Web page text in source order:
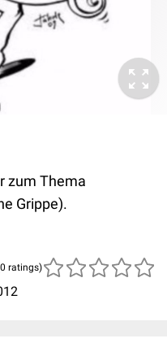
zum Thema
Grippe).
ratings)